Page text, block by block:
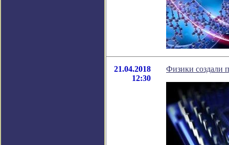
21.04.2018
12:30
Физики создали